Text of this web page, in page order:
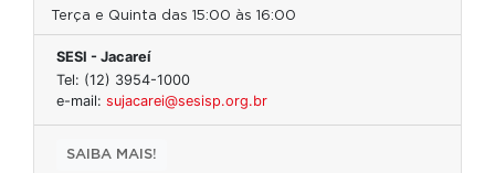
Terça e Quinta das 15:00 às 16:00
SESI - Jacareí
Tel: (12) 3954-1000
e-mail: sujacarei@sesisp.org.br
SAIBA MAIS!